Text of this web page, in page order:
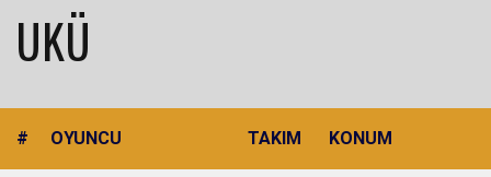
UKÜ
# OYUNCU TAKIM KONUM